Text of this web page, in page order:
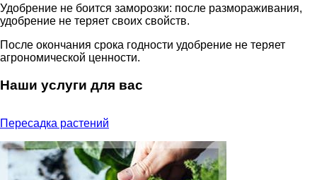
Удобрение не боится заморозки: после размораживания,
удобрение не теряет своих свойств.
После окончания срока годности удобрение не теряет
агрономической ценности.
Наши услуги для вас
Пересадка растений